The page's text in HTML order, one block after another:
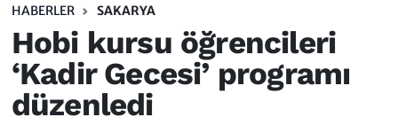
HABERLER SAKARYA
Hobi kursu öğrencileri
‘Kadir Gecesi’ programı
düzenledi
Nöbetçi Eczaneler
Vefat Edenler
Hakkında
Hendek Haber Reklam Servisi
Tüm Manşetler
Son Dakika Haberleri